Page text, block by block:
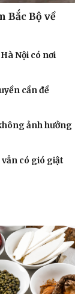
Bắc Bộ về
Nội có nơi
cần đề
ảnh hưởng
có gió giật